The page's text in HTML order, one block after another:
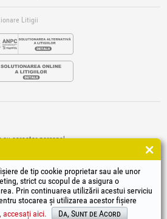
Litigii
cu caracter personal
ale societății
pentru protecția consumatorilor
a litigiilor
+Plus®, EvoSanitary +Plus®, EvoSelect®, EPTO®, EPTO Plus
sunt mărci înregistrate Honest General Trading SRL.
Trading SRL. Toate drepturile rezervate. CUI: 6615609,
de tip cookie proprietar sau ale unor
strict cu scopul de a asigura o
Prin continuarea utilizării acestui serviciu
stocarea și utilizarea acestor fișiere
accesați aici.
Da, Sunt de Acord